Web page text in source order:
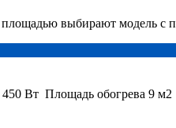
выбирают модель
450 Вт Площадь обогрева 9 м2